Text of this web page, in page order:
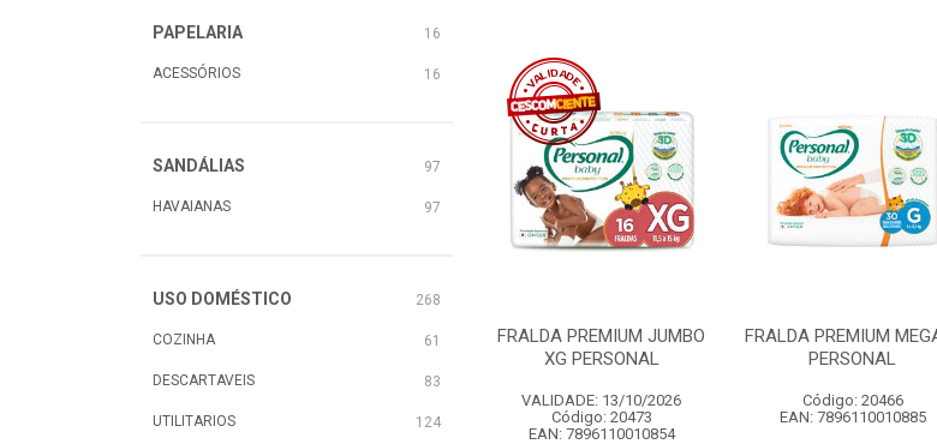
PAPELARIA 16
ACESSÓRIOS 16
SANDÁLIAS 97
HAVAIANAS 97
USO DOMÉSTICO 268
COZINHA 61
DESCARTAVEIS 83
UTILITARIOS 124
FRALDA PREMIUM JUMBO
XG PERSONAL
VALIDADE: 13/10/2026
Código: 20473
EAN: 7896110010854
FRALDA PREMIUM
PERSONAL
Código: 20466
EAN: 7896110010885